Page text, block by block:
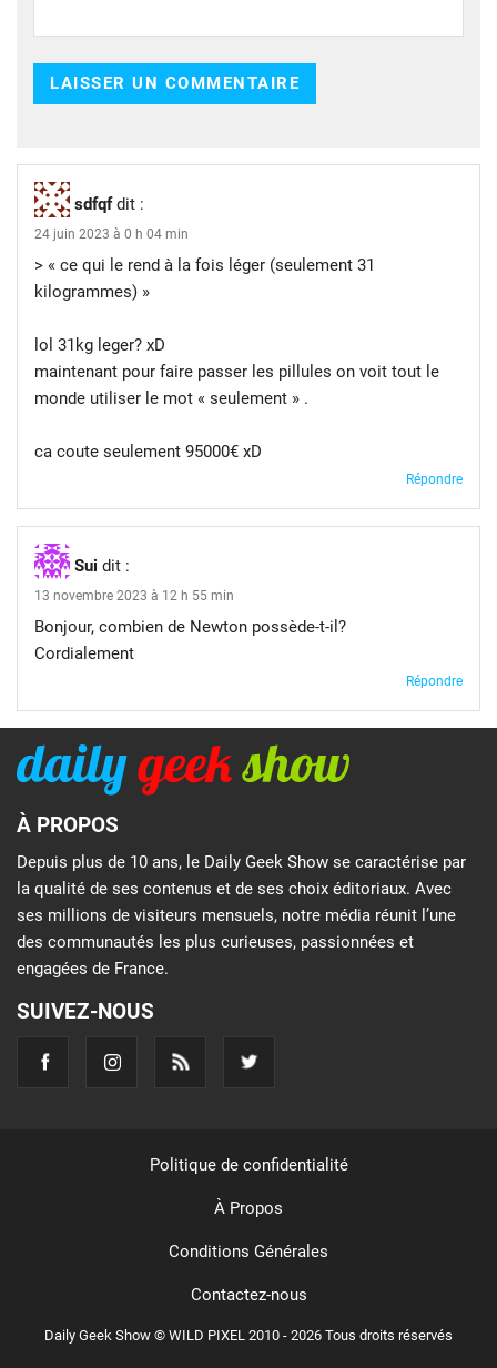
sdfqf dit :
24 juin 2023 à 0 h 04 min
> « ce qui le rend à la fois léger (seulement 31
kilogrammes) »
lol 31kg leger? xD
maintenant pour faire passer les pillules on voit tout le
monde utiliser le mot « seulement » .
ca coute seulement 95000€ xD
Répondre
Sui dit :
13 novembre 2023 à 12 h 55 min
Bonjour, combien de Newton possède-t-il?
Cordialement
Répondre
À PROPOS
Depuis plus de 10 ans, le Daily Geek Show se caractérise par
la qualité de ses contenus et de ses choix éditoriaux. Avec
ses millions de visiteurs mensuels, notre média réunit l’une
des communautés les plus curieuses, passionnées et
engagées de France.
SUIVEZ-NOUS
Daily Geek Show © WILD PIXEL 2010 - 2026 Tous droits réservés
Politique de confidentialité
À Propos
Conditions Générales
Contactez-nous